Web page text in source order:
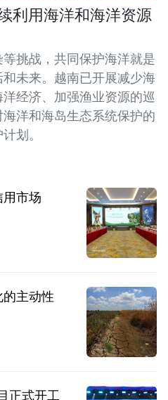
利用海洋和海洋资源
挑战，共同保护海洋就是
未来。越南已开展减少海
经济、加强渔业资源的巡
洋和海岛生态系统保护的
划。
市场
主动性
正式开工